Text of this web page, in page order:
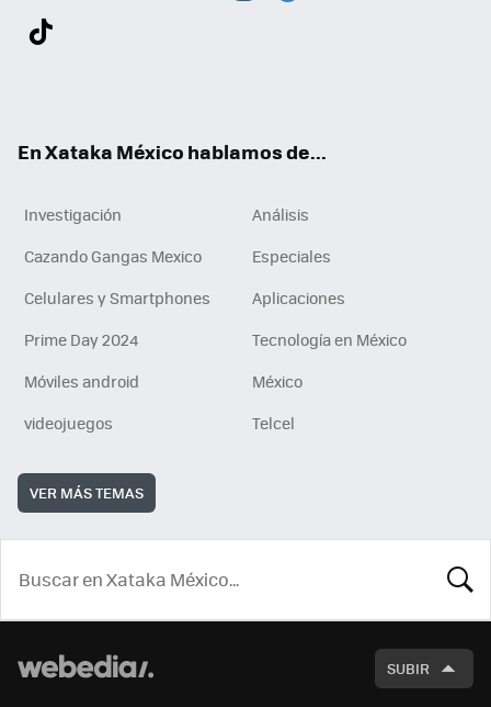
En Xataka México hablamos de...
Investigación
Análisis
Cazando Gangas Mexico
Especiales
Celulares y Smartphones
Aplicaciones
Prime Day 2024
Tecnología en México
Móviles android
México
videojuegos
Telcel
VER MÁS TEMAS
SUBIR